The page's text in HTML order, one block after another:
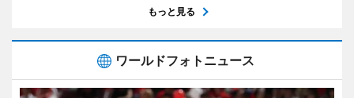
もっと見る
ワールドフォトニュース